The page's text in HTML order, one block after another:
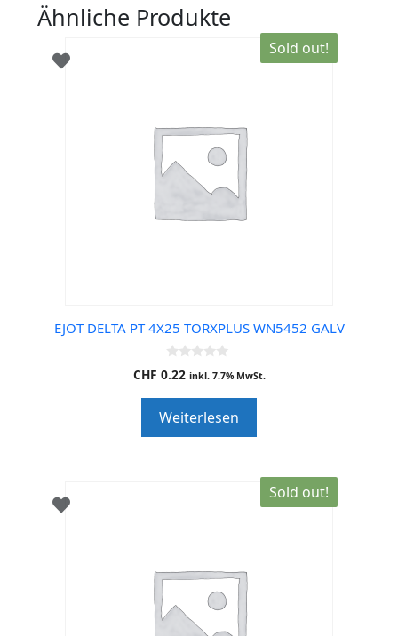
Ähnliche Produkte
Sold out!
EJOT DELTA PT 4X25 TORXPLUS WN5452 GALV
0
o
o
f
5
CHF 0.22 inkl. 7.7% MwSt.
Weiterlesen
Sold out!